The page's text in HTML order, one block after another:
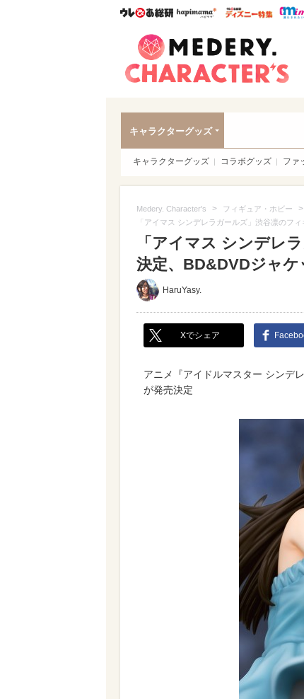
ウレぴあ総研ハピママ* ウレ
キャラクターグッズ
キャラクターグッズ コラボグッズ ファ
Medery. Character's > フィギュア・ホビー >
「アイマス シンデレラガールズ」渋谷凛のフ
「アイマス シンデレ
決定、BD&DVDジャ
HaruYasy.
Xでシェア
アニメ『アイドルマスター シンデ
が発売決定